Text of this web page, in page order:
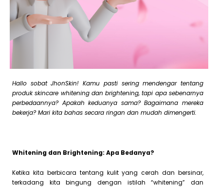
Hallo sobat JhonSkin! Kamu pasti sering mendengar tentang
produk skincare whitening dan brightening, tapi apa sebenarnya
perbedaannya? Apakah keduanya sama? Bagaimana mereka
bekerja? Mari kita bahas secara ringan dan mudah dimengerti.
Whitening dan Brightening: Apa Bedanya?
Ketika kita berbicara tentang kulit yang cerah dan bersinar,
terkadang kita bingung dengan istilah “whitening” dan